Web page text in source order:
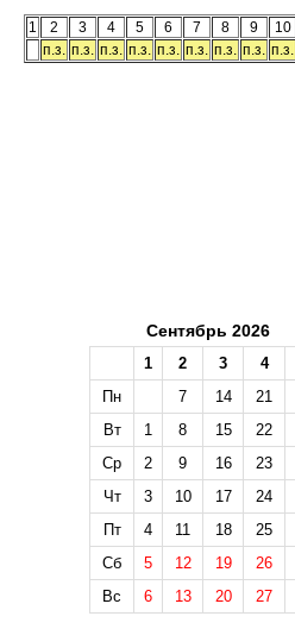
1 2 3 4 5 6 7 8 9 10
п.з. п.з. п.з. п.з. п.з. п.з. п.з. п.з. п.з.
Сентябрь 2026
1 2 3 4
Пн
7 14 21
Вт
1 8 15 22
Ср
2 9 16 23
Чт
3 10 17
24
Пт
4 11 18
25
Сб
5 12 19
26
Вс
6 13 20 27